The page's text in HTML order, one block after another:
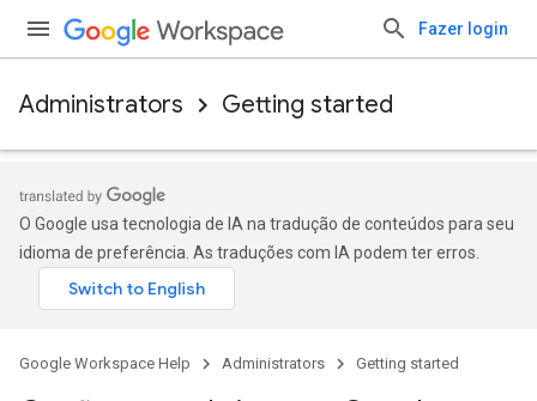
Fazer login
Administrators Getting started
O Google usa tecnologia de IA na tradução de conteúdos para seu
idioma de preferência. As traduções com IA podem ter erros.
Google Workspace Help Administrators Getting started